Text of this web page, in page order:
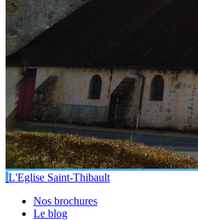
L'Eglise Saint-Thibault
Nos brochures
Le blog